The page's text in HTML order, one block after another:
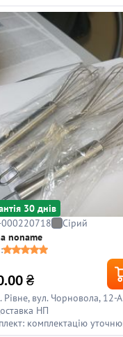
30 днiв
Сірий
noname
₴
Рівне, вул. Чорновола, 12-А
НП
комплектацію